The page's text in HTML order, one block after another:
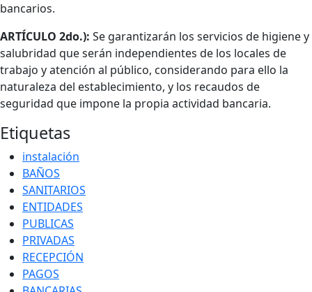
bancarios.
ARTÍCULO 2do.): Se garantizarán los servicios de higiene y
salubridad que serán independientes de los locales de
trabajo y atención al público, considerando para ello la
naturaleza del establecimiento, y los recaudos de
seguridad que impone la propia actividad bancaria.
Etiquetas
instalación
BAÑOS
SANITARIOS
ENTIDADES
PUBLICAS
PRIVADAS
RECEPCIÓN
PAGOS